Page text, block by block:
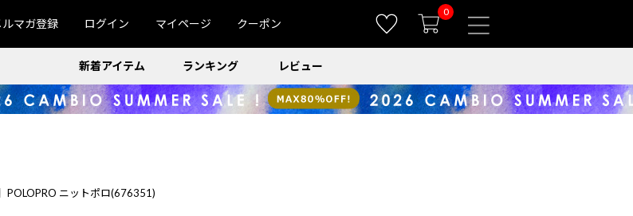
ルマガ登録 ログイン マイページ クーポン
0
新着アイテム ランキング レビュー
POLOPRO ニットポロ(676351)